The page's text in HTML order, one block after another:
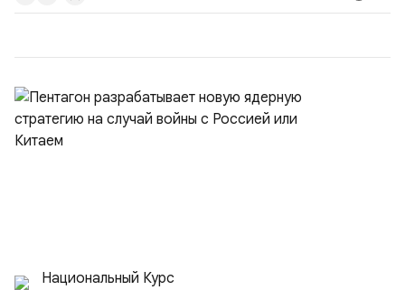
договора, предоставлении государственных и
Национальный Курс